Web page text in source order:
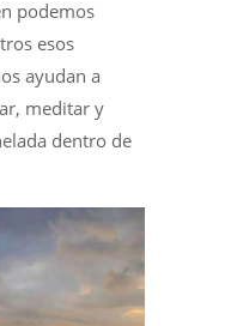
podemos
esos
ayudan a
meditar y
dentro de